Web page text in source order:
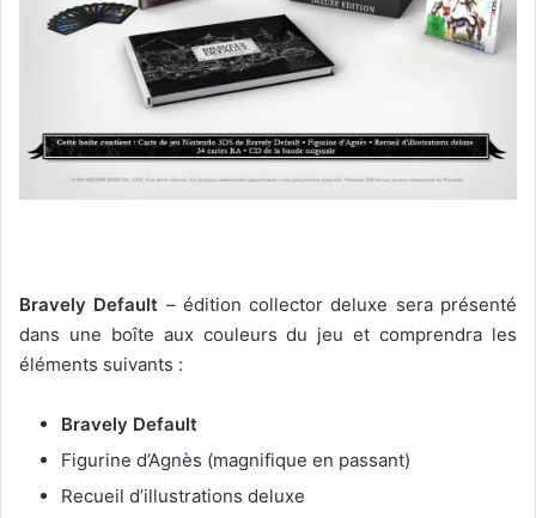
Bravely Default – édition collector deluxe sera présenté
dans une boîte aux couleurs du jeu et comprendra les
éléments suivants :
Bravely Default
Figurine d’Agnès (magnifique en passant)
Recueil d’illustrations deluxe